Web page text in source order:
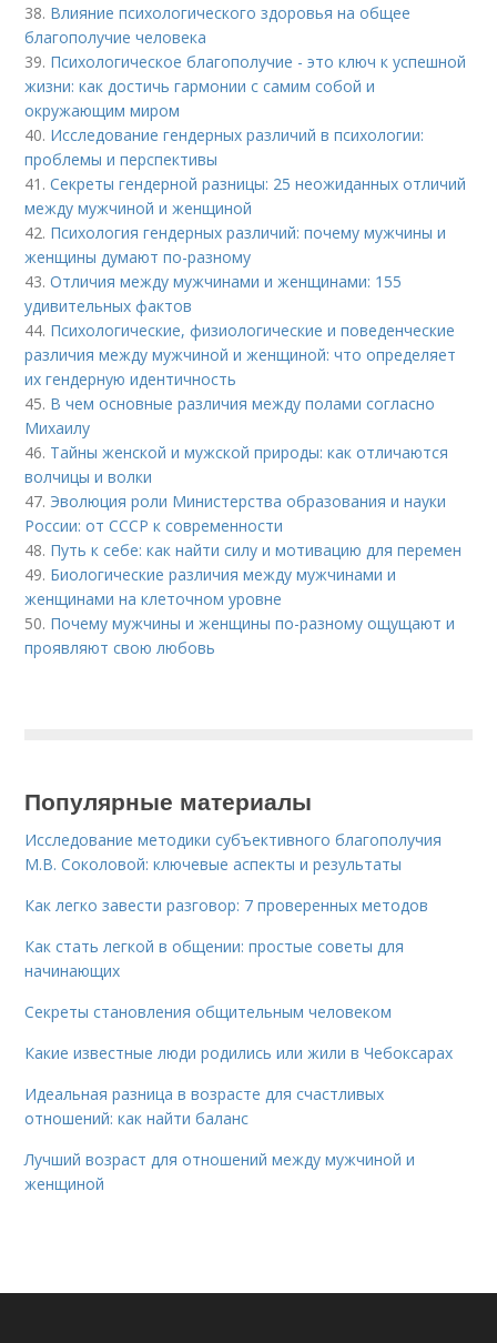
38. Влияние психологического здоровья на общее
благополучие человека
39. Психологическое благополучие - это ключ к успешной
жизни: как достичь гармонии с самим собой и
окружающим миром
40. Исследование гендерных различий в психологии:
проблемы и перспективы
41.Секреты гендерной разницы: 25 неожиданных отличий
между мужчиной и женщиной
42. Психология гендерных различий: почему мужчины и
женщины думают по-разному
43.Отличия между мужчинами и женщинами: 155
удивительных фактов
44. Психологические, физиологические и поведенческие
различия между мужчиной и женщиной: что определяет
их гендерную идентичность
45. В чем основные различия между полами согласно
Михаилу
46. Тайны женской и мужской природы: как отличаются
волчицы и волки
47. Эволюция роли Министерства образования и науки
России: от СССР к современности
48. Путь к себе: как найти силу и мотивацию для перемен
49. Биологические различия между мужчинами и
женщинами на клеточном уровне
50. Почему мужчины и женщины по-разному ощущают и
проявляют свою любовь
Популярные материалы
Исследование методики субъективного благополучия
М.В. Соколовой: ключевые аспекты и результаты
Как легко завести разговор: 7 проверенных методов
Как стать легкой в общении: простые советы для
начинающих
Секреты становления общительным человеком
Какие известные люди родились или жили в Чебоксарах
Идеальная разница в возрасте для счастливых
отношений: как найти баланс
Лучший возраст для отношений между мужчиной и
женщиной